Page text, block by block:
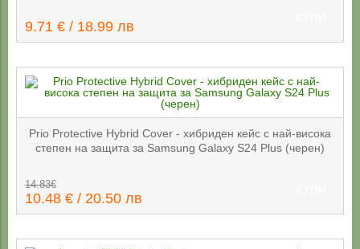
9.71 € / 18.99 лв
Prio Protective Hybrid Cover - хибриден кейс с най-висока
степен на защита за Samsung Galaxy S24 Plus (черен)
14.83€
10.48 € / 20.50 лв